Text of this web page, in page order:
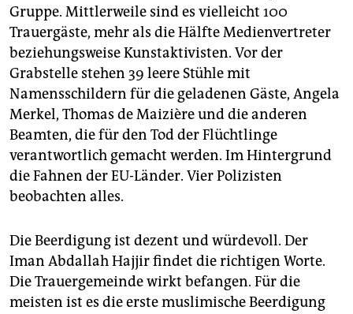
Gruppe. Mittlerweile sind es vielleicht 100
Trauergäste, mehr als die Hälfte Medienvertreter
beziehungsweise Kunstaktivisten. Vor der
Grabstelle stehen 39 leere Stühle mit
Namensschildern für die geladenen Gäste, Angela
Merkel, Thomas de Maizière und die anderen
Beamten, die für den Tod der Flüchtlinge
verantwortlich gemacht werden. Im Hintergrund
die Fahnen der EU-Länder. Vier Polizisten
beobachten alles.
Die Beerdigung ist dezent und würdevoll. Der
Iman Abdallah Hajjir findet die richtigen Worte.
Die Trauergemeinde wirkt befangen. Für die
meisten ist es die erste muslimische Beerdigung